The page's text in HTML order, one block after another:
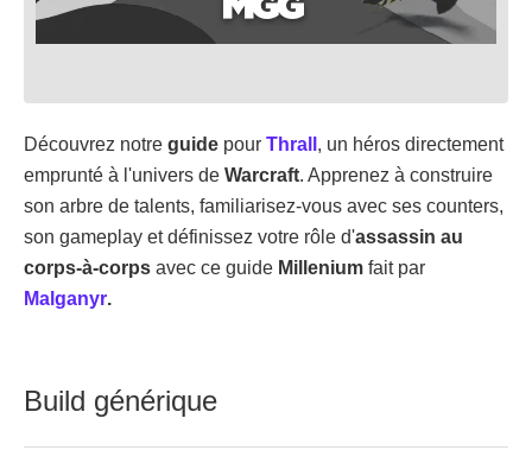
Découvrez notre guide pour Thrall , un héros directement
emprunté à l'univers de Warcraft. Apprenez à construire
son arbre de talents, familiarisez-vous avec ses counters,
son gameplay et définissez votre rôle d'assassin au
corps-à-corps avec ce guide Millenium fait par
Malganyr.
Build générique